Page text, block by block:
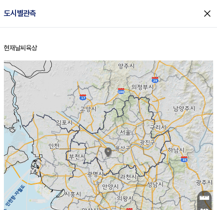
도시별관측 close
홈
현재날씨 육상